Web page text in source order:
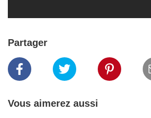
Partager
Vous aimerez aussi